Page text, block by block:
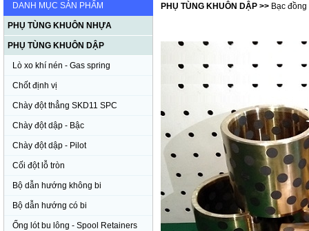
DANH MỤC SẢN PHẨM
PHỤ TÙNG KHUÔN NHỰA
PHỤ TÙNG KHUÔN DẬP
Lò xo khí nén - Gas spring
Chốt định vị
Chày đột thẳng SKD11 SPC
Chày đột dập - Bậc
Chày đột dập - Pilot
Cối đột lỗ tròn
Bộ dẫn hướng không bi
Bộ dẫn hướng có bi
Ống lót bu lông - Spool Retainers
PHỤ TÙNG KHUÔN DẬP >> Bạc